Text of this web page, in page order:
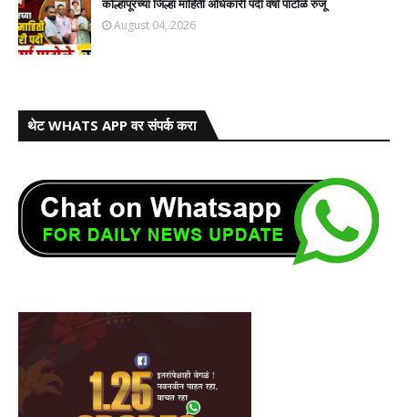
कोल्हापूरच्या जिल्हा माहिती अधिकारी पदी वर्षा पाटोळे रुजू
August 04, 2026
थेट WHATS APP वर संपर्क करा